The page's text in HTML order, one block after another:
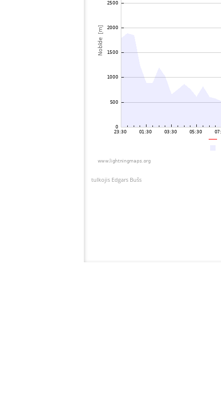
tulkojis Edgars Bušs